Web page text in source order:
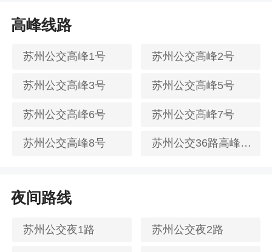
高峰线路
苏州公交高峰1号 苏州公交高峰2号
苏州公交高峰3号 苏州公交高峰5号
苏州公交高峰6号 苏州公交高峰7号
苏州公交高峰8号 苏州公交36路高峰支线
夜间路线
苏州公交夜1路 苏州公交夜2路